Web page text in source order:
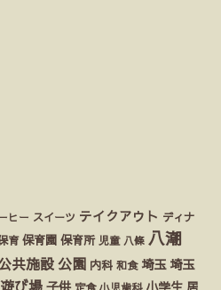
ヒー スイーツ テイクアウト ディナ
育 保育園 保育所 児童 八條 八潮
共施設 公園 内科 和食 埼玉 埼玉
び場 子供 定食 小児歯科 小学生 居